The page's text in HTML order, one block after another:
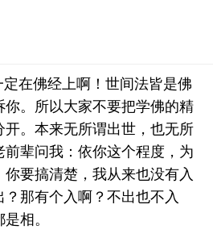
在佛经上啊！世间法皆是佛
。所以大家不要把学佛的精
。本来无所谓出世，也无所
辈问我：依你这个程度，为
要搞清楚，我从来也没有入
那有个入啊？不出也不入
相。